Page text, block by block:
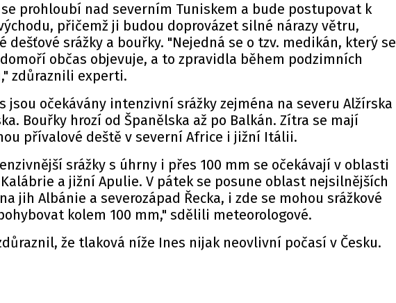
prohloubí nad severním Tuniskem a bude postupovat k
přičemž ji budou doprovázet silné nárazy větru,
dešťové srážky a bouřky. "Nejedná se o tzv. medikán, který se
občas objevuje, a to zpravidla během podzimních
zdůraznili experti.
jsou očekávány intenzivní srážky zejména na severu Alžírska
Bouřky hrozí od Španělska až po Balkán. Zítra se mají
přívalové deště v severní Africe i jižní Itálii.
srážky s úhrny i přes 100 mm se očekávají v oblasti
a jižní Apulie. V pátek se posune oblast nejsilnějších
jih Albánie a severozápad Řecka, i zde se mohou srážkové
kolem 100 mm," sdělili meteorologové.
že tlaková níže Ines nijak neovlivní počasí v Česku.